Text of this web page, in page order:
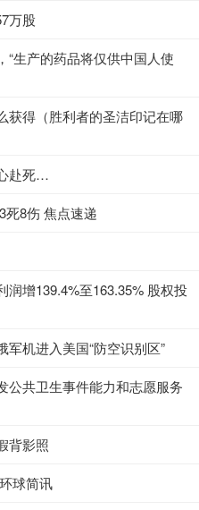
万股
生产的药品将仅供中国人使
获得（胜利者的圣洁印记在哪
赴死…
死8伤 焦点速递
增139.4%至163.35% 股权投
机进入美国“防空识别区”
公共卫生事件能力和志愿服务
背影照
球简讯